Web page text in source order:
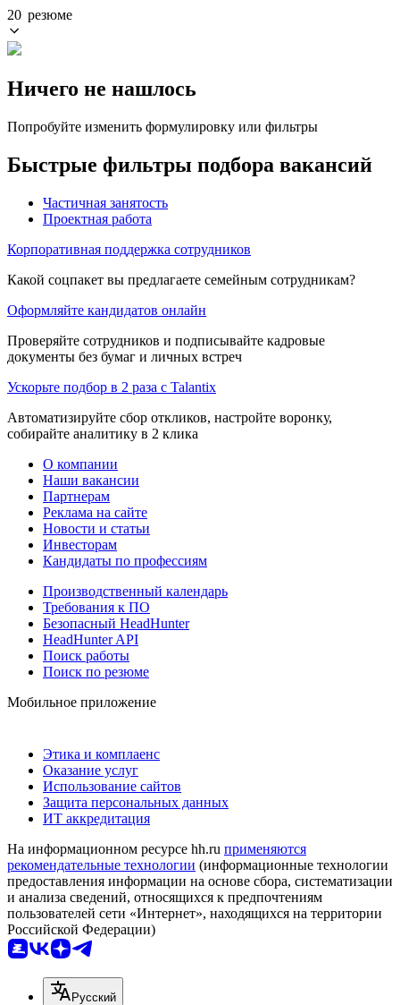
20 резюме
Ничего не нашлось
Попробуйте изменить формулировку или фильтры
Быстрые фильтры подбора вакансий
Частичная занятость
Проектная работа
Корпоративная поддержка сотрудников
Какой соцпакет вы предлагаете семейным сотрудникам?
Оформляйте кандидатов онлайн
Проверяйте сотрудников и подписывайте кадровые
документы без бумаг и личных встреч
Ускорьте подбор в 2 раза с Talantix
Автоматизируйте сбор откликов, настройте воронку,
собирайте аналитику в 2 клика
О компании
Наши вакансии
Партнерам
Реклама на сайте
Новости и статьи
Инвесторам
Кандидаты по профессиям
Производственный календарь
Требования к ПО
Безопасный HeadHunter
HeadHunter API
Поиск работы
Поиск по резюме
Мобильное приложение
Этика и комплаенс
Оказание услуг
Использование сайтов
Защита персональных данных
ИТ аккредитация
На информационном ресурсе hh.ru применяются
рекомендательные технологии (информационные технологии
предоставления информации на основе сбора, систематизации
и анализа сведений, относящихся к предпочтениям
пользователей сети «Интернет», находящихся на территории
Российской Федерации)
Русский